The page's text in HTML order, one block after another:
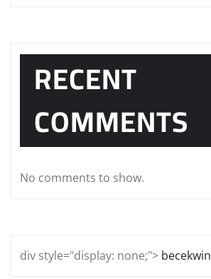
RECENT
COMMENTS
No comments to show.
div style="display: none;"> becekwin